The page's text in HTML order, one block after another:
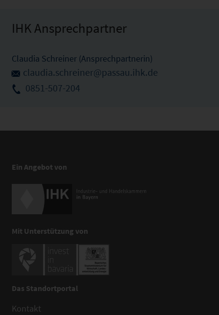
IHK Ansprechpartner
Claudia Schreiner (Ansprechpartnerin)
claudia.schreiner@passau.ihk.de
0851-507-204
Ein Angebot von
Mit Unterstützung von
Das Standortportal
Kontakt